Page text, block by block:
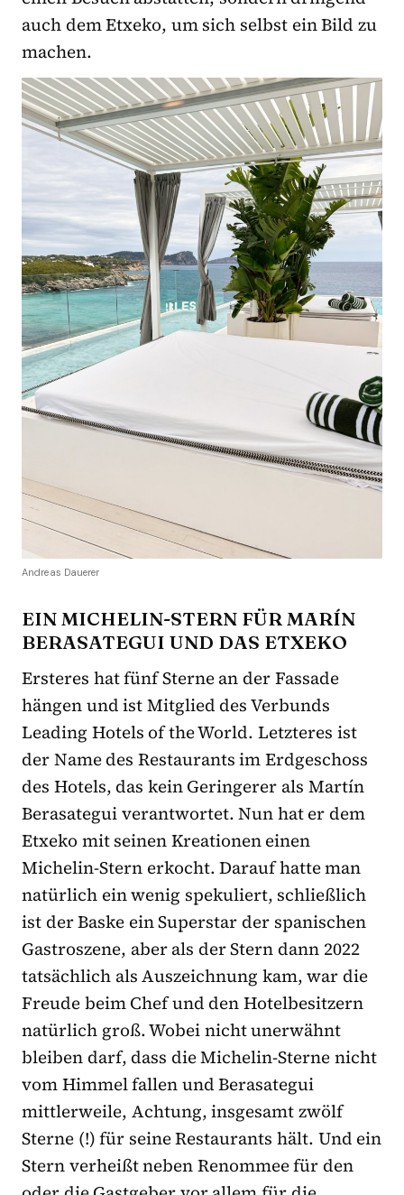
auch dem Etxeko, um sich selbst ein Bild zu
machen.
Andreas Dauerer
EIN MICHELIN-STERN FÜR MARÍN
BERASATEGUI UND DAS ETXEKO
Ersteres hat fünf Sterne an der Fassade
hängen und ist Mitglied des Verbunds
Leading Hotels of the World. Letzteres ist
der Name des Restaurants im Erdgeschoss
des Hotels, das kein Geringerer als Martín
Berasategui verantwortet. Nun hat er dem
Etxeko mit seinen Kreationen einen
Michelin-Stern erkocht. Darauf hatte man
natürlich ein wenig spekuliert, schließlich
ist der Baske ein Superstar der spanischen
Gastroszene, aber als der Stern dann 2022
tatsächlich als Auszeichnung kam, war die
Freude beim Chef und den Hotelbesitzern
natürlich groß. Wobei nicht unerwähnt
bleiben darf, dass die Michelin-Sterne nicht
vom Himmel fallen und Berasategui
mittlerweile, Achtung, insgesamt zwölf
Sterne (!) für seine Restaurants hält. Und ein
Stern verheißt neben Renommee für den